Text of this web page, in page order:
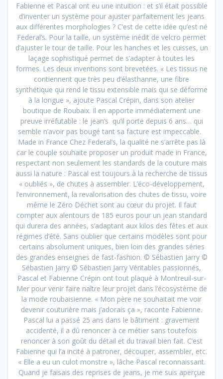
Fabienne et Pascal ont eu une intuition : et s’il était possible
d’inventer un système pour ajuster parfaitement les jeans
aux différentes morphologies ? C’est de cette idée qu’est né
Federal’s. Pour la taille, un système inédit de velcro permet
d’ajuster le tour de taille. Pour les hanches et les cuisses, un
laçage sophistiqué permet de s’adapter à toutes les
formes. Les deux inventions sont brevetées. « Les tissus ne
contiennent que très peu d’élasthanne, une fibre
synthétique qui rend le tissu extensible mais qui se déforme
à la longue », ajoute Pascal Crépin, dans son atelier
boutique de Roubaix. Il en apporte immédiatement une
preuve irréfutable : le jean’s qu’il porte depuis 6 ans… qui
semble n’avoir pas bougé tant sa facture est impeccable.
Made in France Chez Federal’s, la qualité ne s’arrête pas là
car le couple souhaite proposer un produit made in France,
respectant non seulement les standards de la couture mais
aussi la nature : Pascal est toujours à la recherche de tissus
« oubliés », de chutes à assembler. L’éco-développement,
l’environnement, la revalorisation des chutes de tissu, voire
même le Zéro Déchet sont au cœur du projet. Il faut
compter aux alentours de 185 euros pour un jean standard
qui durera des années, s’adaptant aux kilos des fêtes et aux
régimes d’été. Sans oublier que certains modèles sont pour
certains absolument uniques, bien loin des grandes séries
des grandes enseignes de fast-fashion. © Sébastien Jarry ©
Sébastien Jarry © Sébastien Jarry Véritables passionnés,
Pascal et Fabienne Crépin ont tout plaqué à Montreuil-sur-
Mer pour venir faire naître leur projet dans l’écosystème de
la mode roubaisienne. « Mon père ne souhaitait me voir
devenir couturière mais j’adorais ça », raconte Fabienne.
Pascal lui a passé 25 ans dans le bâtiment : gravement
accidenté, il a dû renoncer à ce métier sans toutefois
renoncer à son goût du détail et du travail bien fait. C’est
Fabienne qui l’a incité à patroner, découper, assembler, etc.
« Elle a eu un culot monstre », lâche Pascal reconnaissant.
Quand je faisais des reprises de jeans, je me suis aperçue